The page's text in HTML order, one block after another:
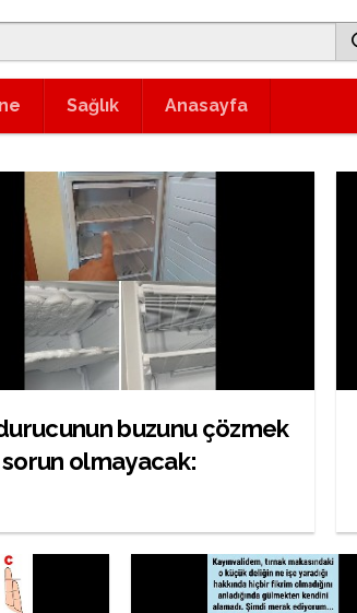
Sağlık Anasayfa
buzunu çözmek
sorun olmayacak: